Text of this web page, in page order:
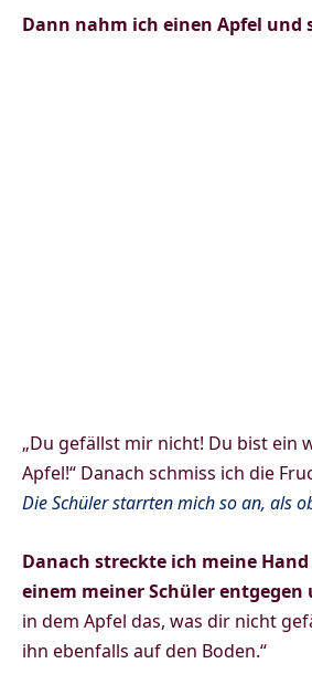
Dann nahm ich einen Apfel und
„Du gefällst mir nicht! Du bist ein
Apfel!“ Danach schmiss ich die
Die Schüler starrten mich so an, als
Danach streckte ich meine
einem meiner Schüler entgegen
in dem Apfel das, was dir nicht
ihn ebenfalls auf den Boden.“